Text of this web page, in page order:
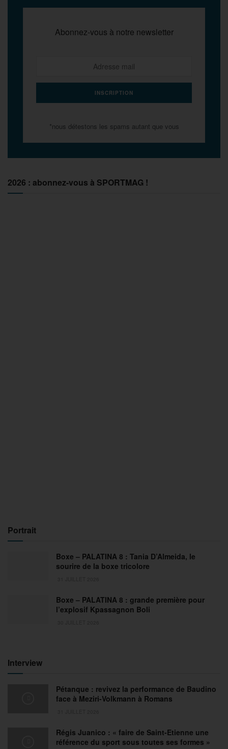
Abonnez-vous à notre newsletter
*nous détestons les spams autant que vous
2026 : abonnez-vous à SPORTMAG !
Portrait
Boxe – PALATINA 8 : Tania D’Almeida, le
sourire de la boxe tricolore
Boxe – PALATINA 8 : grande première pour
l’explosif Kpassagnon Boli
Interview
Pétanque : revivez la performance de Baudino
face à Meziri-Volkmann à Romans
Régis Juanico : « faire de Saint-Etienne une
référence du sport sous toutes ses formes »